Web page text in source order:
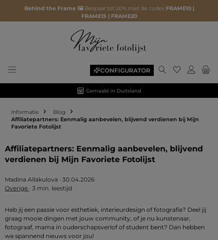
Behind the Frame 🖼️ Bespaar tot 20% met de codes FRAME10 |
FRAME15 | FRAME20
CONFIGURATOR Je hebt 0
Gemaakt in Duitsland
Informatie
Blog
Affiliatepartners: Eenmalig aanbevelen, blijvend verdienen bij Mijn
Favoriete Fotolijst
Affiliatepartners: Eenmalig aanbevelen, blijvend
verdienen bij Mijn Favoriete Fotolijst
Madina Allakulova · 30.04.2026
Overige · 3 min. leestijd
Heb jij een passie voor esthetiek, interieurdesign of fotografie? Deel jij
graag mooie dingen met jouw community, of je nu kunstenaar,
fotograaf, mama in ouderschapsverlof of student bent? Dan hebben
we spannend nieuws voor jou!